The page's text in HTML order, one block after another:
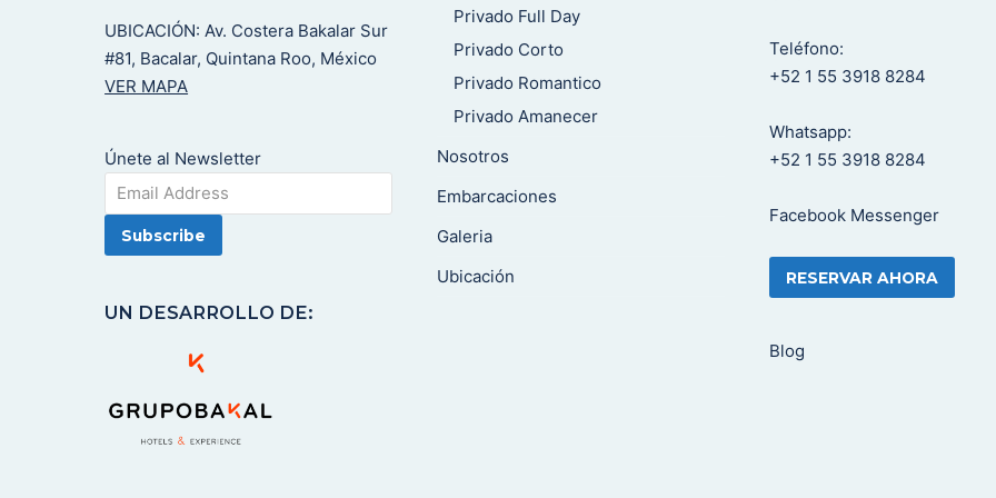
UBICACIÓN: Av. Costera Bakalar Sur
#81, Bacalar, Quintana Roo, México
VER MAPA
Únete al Newsletter
UN DESARROLLO DE:
Privado Full Day
Privado Corto
Privado Romantico
Privado Amanecer
Nosotros
Embarcaciones
Galeria
Ubicación
Teléfono:
+52 1 55 3918 8284
Whatsapp:
+52 1 55 3918 8284
Facebook Messenger
RESERVAR AHORA
Blog